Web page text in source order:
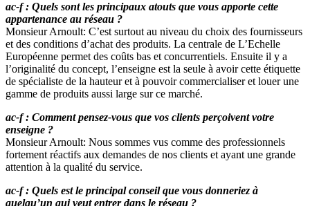
ac-f : Quels sont les principaux atouts que vous apporte cette
appartenance au réseau ?
Monsieur Arnoult: C’est surtout au niveau du choix des fournisseurs
et des conditions d’achat des produits. La centrale de L’Echelle
Européenne permet des coûts bas et concurrentiels. Ensuite il y a
l’originalité du concept, l’enseigne est la seule à avoir cette étiquette
de spécialiste de la hauteur et à pouvoir commercialiser et louer une
gamme de produits aussi large sur ce marché.
ac-f : Comment pensez-vous que vos clients perçoivent votre
enseigne ?
Monsieur Arnoult: Nous sommes vus comme des professionnels
fortement réactifs aux demandes de nos clients et ayant une grande
attention à la qualité du service.
ac-f : Quels est le principal conseil que vous donneriez à
quelqu’un qui veut entrer dans le réseau ?